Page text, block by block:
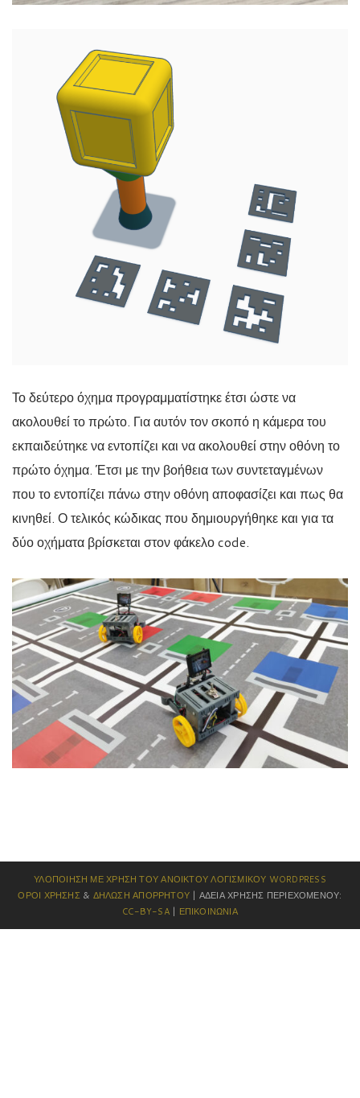
Το δεύτερο όχημα προγραμματίστηκε έτσι ώστε να
ακολουθεί το πρώτο. Για αυτόν τον σκοπό η κάμερα του
εκπαιδεύτηκε να εντοπίζει και να ακολουθεί στην οθόνη το
πρώτο όχημα. Έτσι με την βοήθεια των συντεταγμένων
που το εντοπίζει πάνω στην οθόνη αποφασίζει και πως θα
κινηθεί. Ο τελικός κώδικας που δημιουργήθηκε και για τα
δύο οχήματα βρίσκεται στον φάκελο code.
ΥΛΟΠΟΊΗΣΗ ΜΕ ΧΡΉΣΗ ΤΟΥ ΑΝΟΙΚΤΟΎ ΛΟΓΙΣΜΙΚΟΎ WORDPRESS
ΌΡΟΙ ΧΡΉΣΗΣ& ΔΉΛΩΣΗ ΑΠΟΡΡΉΤΟΥ | ΆΔΕΙΑ ΧΡΉΣΗΣ ΠΕΡΙΕΧΟΜΈΝΟΥ:
CC-BY-SA| ΕΠΙΚΟΙΝΩΝΊΑ